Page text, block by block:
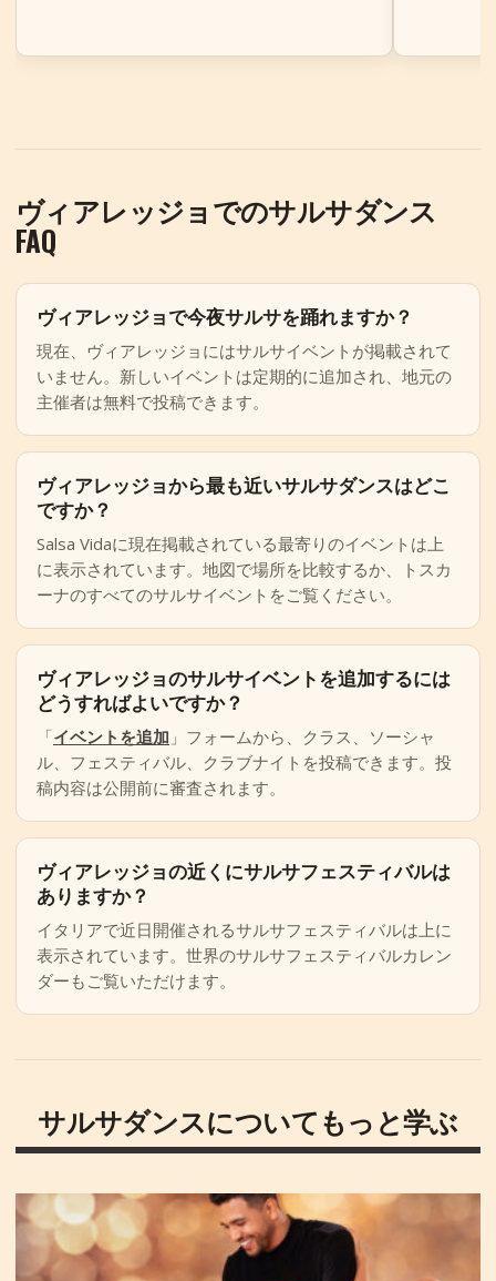
ヴィアレッジョでのサルサダンス
FAQ
ヴィアレッジョで今夜サルサを踊れますか？
現在、ヴィアレッジョにはサルサイベントが掲載されて
いません。新しいイベントは定期的に追加され、地元の
主催者は無料で投稿できます。
ヴィアレッジョから最も近いサルサダンスはどこ
ですか？
Salsa Vidaに現在掲載されている最寄りのイベントは上
に表示されています。地図で場所を比較するか、トスカ
ーナのすべてのサルサイベントをご覧ください。
ヴィアレッジョのサルサイベントを追加するには
どうすればよいですか？
「イベントを追加 」フォームから、クラス、ソーシャ
ル、フェスティバル、クラブナイトを投稿できます。投
稿内容は公開前に審査されます。
ヴィアレッジョの近くにサルサフェスティバルは
ありますか？
イタリアで近日開催されるサルサフェスティバルは上に
表示されています。世界のサルサフェスティバルカレン
ダーもご覧いただけます。
サルサダンスについてもっと学ぶ